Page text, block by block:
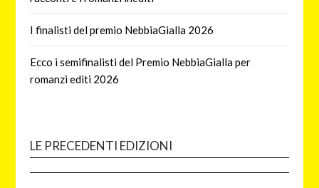
I finalisti del premio NebbiaGialla 2026
Ecco i semifinalisti del Premio NebbiaGialla per
romanzi editi 2026
LE PRECEDENTI EDIZIONI